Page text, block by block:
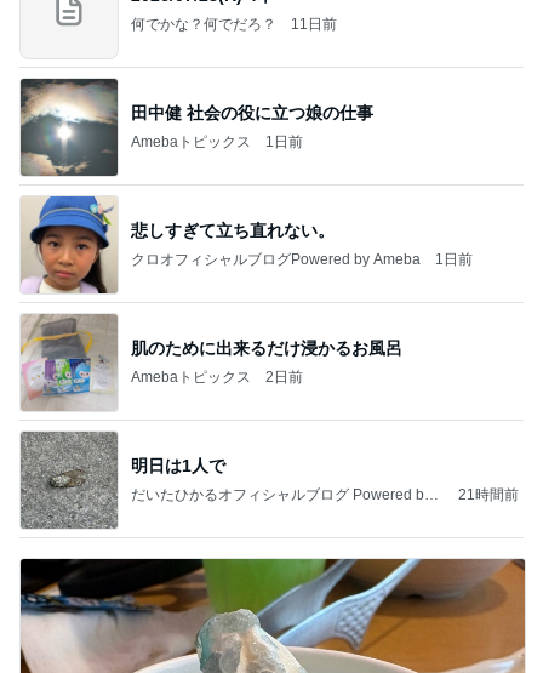
何でかな？何でだろ？ 11日前
田中健 社会の役に立つ娘の仕事
Amebaトピックス 1日前
悲しすぎて立ち直れない。
クロオフィシャルブログPowered by Ameba 1日前
肌のために出来るだけ浸かるお風呂
Amebaトピックス 2日前
明日は1人で
だいたひかるオフィシャルブログ Powered by
21時間前